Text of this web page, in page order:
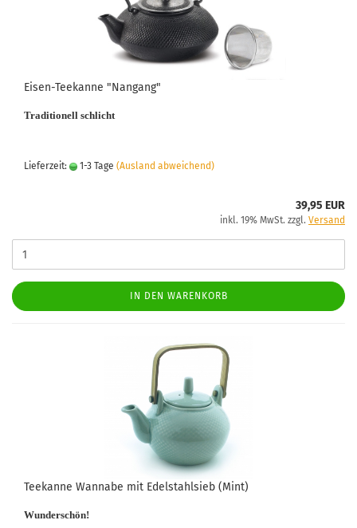
Eisen-Teekanne "Nangang"
Traditionell schlicht
Lieferzeit: 1-3 Tage (Ausland abweichend)
39,95 EUR
inkl. 19% MwSt. zzgl. Versand
IN DEN WARENKORB
Teekanne Wannabe mit Edelstahlsieb (Mint)
Wunderschön!